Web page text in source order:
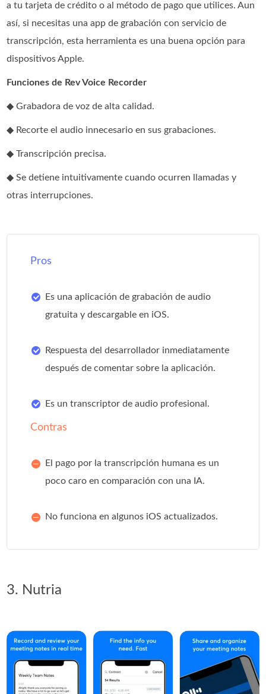
a tu tarjeta de crédito o al método de pago que utilices. Aun
así, si necesitas una app de grabación con servicio de
transcripción, esta herramienta es una buena opción para
dispositivos Apple.
Funciones de Rev Voice Recorder
◆ Grabadora de voz de alta calidad.
◆ Recorte el audio innecesario en sus grabaciones.
◆ Transcripción precisa.
◆ Se detiene intuitivamente cuando ocurren llamadas y
otras interrupciones.
Pros
Es una aplicación de grabación de audio
gratuita y descargable en iOS.
Respuesta del desarrollador inmediatamente
después de comentar sobre la aplicación.
Es un transcriptor de audio profesional.
Contras
El pago por la transcripción humana es un
poco caro en comparación con una IA.
No funciona en algunos iOS actualizados.
3. Nutria